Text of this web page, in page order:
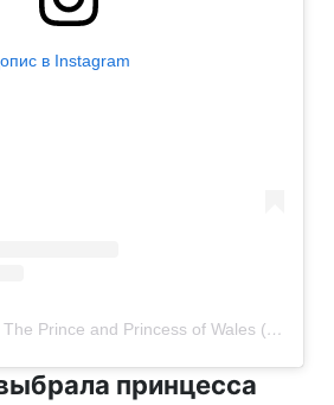
в Instagram
Допис, поширений The Prince and Princess of Wales (@princeandprincessofwales)
принцесса